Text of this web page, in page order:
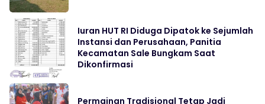
Iuran HUT RI Diduga Dipatok ke Sejumlah
Instansi dan Perusahaan, Panitia
Kecamatan Sale Bungkam Saat
Dikonfirmasi
Permainan Tradisional Tetap Jadi